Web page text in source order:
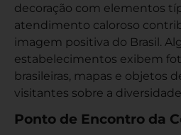
decoração com elementos
atendimento caloroso
imagem positiva do Brasil.
estabelecimentos exibem
brasileiras, mapas e objetos
visitantes sobre a
Ponto de Encontro da